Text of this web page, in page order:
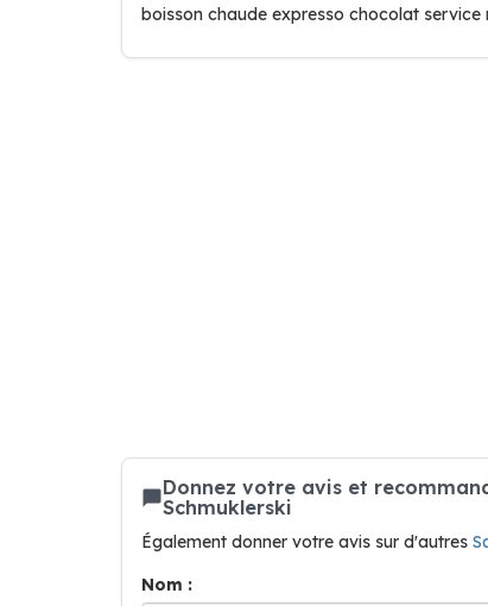
boisson chaude expresso chocolat service
Donnez votre avis et
Schmuklerski
Également donner votre avis sur d'autres
Nom :